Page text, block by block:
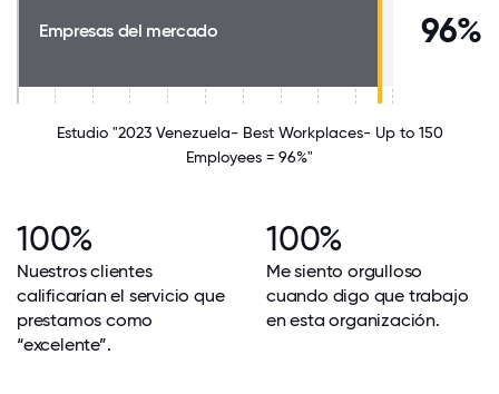
Empresas del mercado 96%
Estudio "2023 Venezuela- Best Workplaces- Up to 150
Employees = 96%"
100%
Nuestros clientes
calificarían el servicio que
prestamos como
“excelente”.
100%
Me siento orgulloso
cuando digo que trabajo
en esta organización.